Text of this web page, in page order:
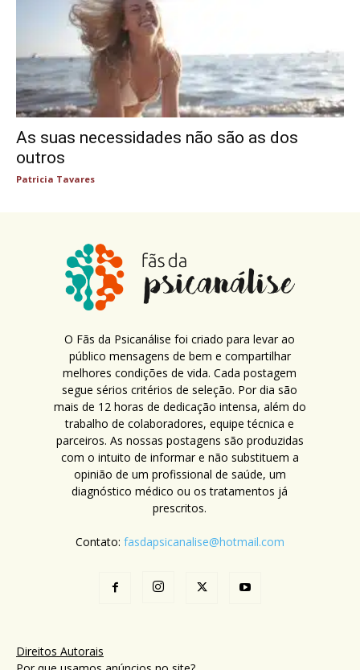
As suas necessidades não são as dos
outros
Patricia Tavares
O Fãs da Psicanálise foi criado para levar ao
público mensagens de bem e compartilhar
melhores condições de vida. Cada postagem
segue sérios critérios de seleção. Por dia são
mais de 12 horas de dedicação intensa, além do
trabalho de colaboradores, equipe técnica e
parceiros. As nossas postagens são produzidas
com o intuito de informar e não substituem a
opinião de um profissional de saúde, um
diagnóstico médico ou os tratamentos já
prescritos.
Contato: fasdapsicanalise@hotmail.com
Direitos Autorais